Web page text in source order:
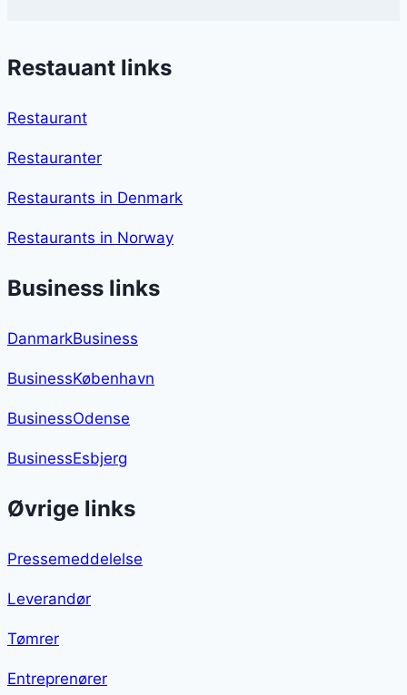
Restauant links
Restaurant
Restauranter
Restaurants in Denmark
Restaurants in Norway
Business links
DanmarkBusiness
BusinessKøbenhavn
BusinessOdense
BusinessEsbjerg
Øvrige links
Pressemeddelelse
Leverandør
Tømrer
Entreprenører